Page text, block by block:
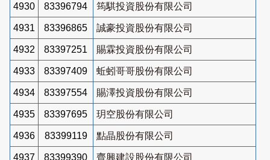
4930 83396794 筠騏投資股份有限公司
4931 83396865 誠豪投資股份有限公司
4932 83397251 賜霖投資股份有限公司
4933 83397409 蚯蚓哥哥股份有限公司
4934 83397554 賜澤投資股份有限公司
4935 83397695 玥空股份有限公司
4936 83399119 點晶股份有限公司
4937 83399390 齊興建設股份有限公司